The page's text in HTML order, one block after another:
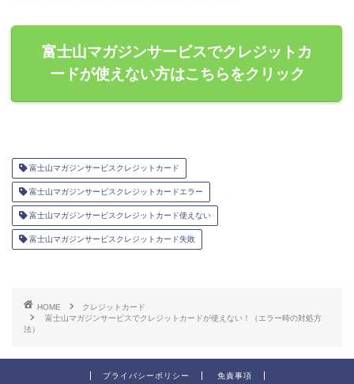
富士山マガジンサービスでクレジットカ
ードが使えない方はこちらをクリック
富士山マガジンサービスクレジットカード
富士山マガジンサービスクレジットカードエラー
富士山マガジンサービスクレジットカード使えない
富士山マガジンサービスクレジットカード失敗
HOME
クレジットカード
富士山マガジンサービスでクレジットカードが使えない！（エラー時の対処方
法）
プライバシーポリシー 免責事項